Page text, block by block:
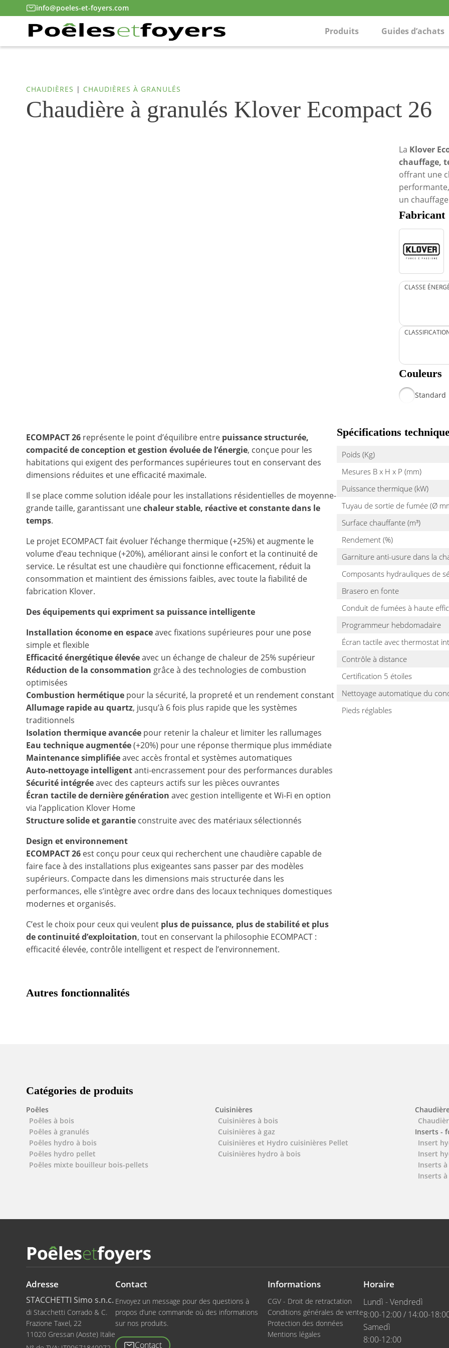
info@poeles-et-foyers.com
Produits Guides d’achats
CHAUDIÈRES | CHAUDIÈRES À GRANULÉS
Chaudière à granulés Klover Ecompact 26
La Klover
chauffage,
offrant une
un
Fabricant
CLASSE
Couleurs
Standard
ECOMPACT 26 représente le point d’équilibre entre puissance structurée,
compacité de conception et gestion évoluée de l’énergie, conçue pour les
habitations qui exigent des performances supérieures tout en conservant des
dimensions réduites et une efficacité maximale.
Il se place comme solution idéale pour les installations résidentielles de moyenne-
grande taille, garantissant unechaleur stable, réactive et constante dans le
temps.
Le projet ECOMPACT fait évoluer l’échange thermique (+25%) et augmente le
volume d’eau technique (+20%), améliorant ainsi le confort et la continuité de
service. Le résultat est une chaudière qui fonctionne efficacement, réduit la
consommation et maintient des émissions faibles, avec toute la fiabilité de
fabrication Klover.
Des équipements qui expriment sa puissance intelligente
Installation économe en espaceavec fixations supérieures pour une pose
simple et flexible
Efficacité énergétique élevéeavec un échange de chaleur de 25% supérieur
Réduction de la consommation grâce à des technologies de combustion
optimisées
Combustion hermétique pour la sécurité, la propreté et un rendement constant
Allumage rapide au quartz, jusqu’à 6 fois plus rapide que les systèmes
traditionnels
Isolation thermique avancée pour retenir la chaleur et limiter les rallumages
Eau technique augmentée(+20%) pour une réponse thermique plus immédiate
Maintenance simplifiéeavec accès frontal et systèmes automatiques
Auto-nettoyage intelligentanti-encrassement pour des performances durables
Sécurité intégréeavec des capteurs actifs sur les pièces ouvrantes
Écran tactile de dernière génération avec gestion intelligente et Wi-Fi en option
via l’application Klover Home
Structure solide et garantie construite avec des matériaux sélectionnés
Design et environnement
ECOMPACT 26 est conçu pour ceux qui recherchent une chaudière capable de
faire face à des installations plus exigeantes sans passer par des modèles
supérieurs. Compacte dans les dimensions mais structurée dans les
performances, elle s’intègre avec ordre dans des locaux techniques domestiques
modernes et organisés.
C’est le choix pour ceux qui veulent plus de puissance, plus de stabilité et plus
de continuité d’exploitation, tout en conservant la philosophie ECOMPACT :
efficacité élevée, contrôle intelligent et respect de l’environnement.
Spécifications
Poids (Kg)
Mesures B x H x P (mm)
Puissance thermique (kW)
Tuyau de sortie de fumée (Ø
Surface chauffante (m³)
Rendement (%)
Garniture anti-usure dans la
Composants hydrauliques de
Brasero en fonte
Conduit de fumées à haute
Programmeur hebdomadaire
Écran tactile avec thermostat
Contrôle à distance
Certification 5 étoiles
Nettoyage automatique du
Pieds réglables
Autres fonctionnalités
Catégories de produits
Poêles
Poêles à bois
Poêles à granulés
Poêles hydro à bois
Poêles hydro pellet
Poêles mixte bouilleur bois-pellets
Cuisinières
Cuisinières à bois
Cuisinières à gaz
Cuisinières et Hydro cuisinières Pellet
Cuisinières hydro à bois
Inserts -
Insert
Insert
Inserts
Inserts
Adresse
STACCHETTI Simo s.n.c.
di Stacchetti Corrado & C.
Frazione Taxel, 22
11020 Gressan (Aoste) Italie
Contact
Envoyez un message pour des questions à
propos d’une commande où des informations
sur nos produits.
Contact
Informations
CGV - Droit de retractation
Conditions générales de vente
Protection des données
Mentions légales
Horaire
Lundì - Vendredì
8:00-12:00 / 14:00-
Samedì
8:00-12:00